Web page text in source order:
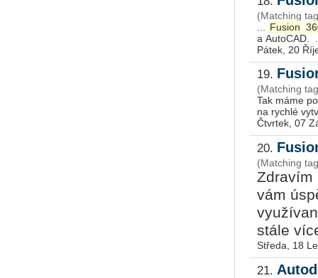
(Matching
Fusion
Pátek, 20
19.
(Matching
Tak máme
Čtvrtek, 07
20.
(Matching
Zdravím
vám
stále
Středa, 18
21.